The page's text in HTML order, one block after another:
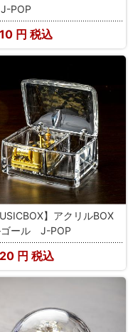
POP
円 税込
】アクリルBOX
ゴール J-POP
円 税込